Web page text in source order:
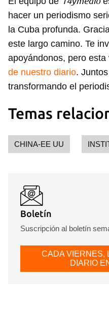
Guardar como favorito
Para poder guardar
iniciar sesión con tu
INICIAR
hacer un periodismo
la Cuba profunda.
este largo camino. Te
apoyándonos, pero esta
de nuestro diario.
transformando el
Temas
CHINA-EE UU
Boletín
Suscripción al boletín
CADA VIERNES,
DIARIO